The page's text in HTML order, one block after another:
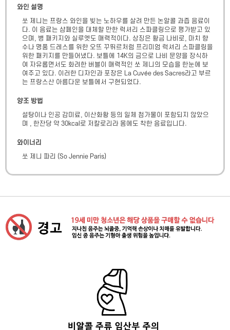
와인 설명
쏘 제니는 프랑스 와인을 빚는 노하우를 살려 만든 논알콜 과즙 음료이
다. 이 음료는 샴페인을 대체할 만한 럭셔리 스파클링으로 평가받고 있
으며, 병 패키지와 실루엣도 매력적이다. 상징은 황금 나비로, 마치 향
수나 명품 드레스를 위한 오뜨 꾸뛰르처럼 프리미엄 럭셔리 스파클링을
위한 패키지를 만들어냈다. 보틀에 14K의 금으로 나비 문양을 장식하
여 자유롭면서도 화려한 버블이 매력적인 쏘 제니의 모습을 한눈에 보
여주고 있다. 이러한 디자인과 포장은 La Cuvée des Sacres라고 부르
는 프랑스산 아름다운 보틀에서 구현되었다.
양조 방법
설탕이나 인공 감미료, 이산화황 등의 일체 첨가물이 포함되지 않았으
며 , 한잔당 약 30kcal로 저칼로리라 몸에도 착한 음료입니다.
와이너리
쏘 제니 파리 (So Jennie Paris)